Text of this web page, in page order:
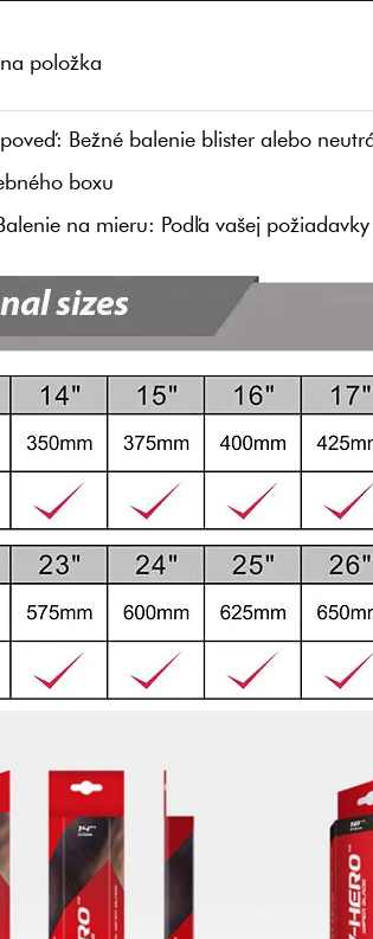
položka
Bežné balenie blister alebo
boxu
na mieru: Podľa vašej požiadavky